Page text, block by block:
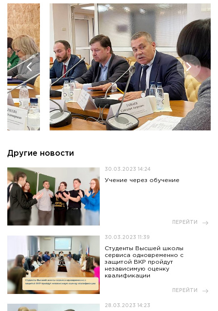
Другие новости
30.03.2023 14:24
Учение через обучение
ПЕРЕЙТИ
30.03.2023 11:39
Студенты Высшей школы
сервиса одновременно с
защитой ВКР пройдут
независимую оценку
квалификации
ПЕРЕЙТИ
28.03.2023 14:23